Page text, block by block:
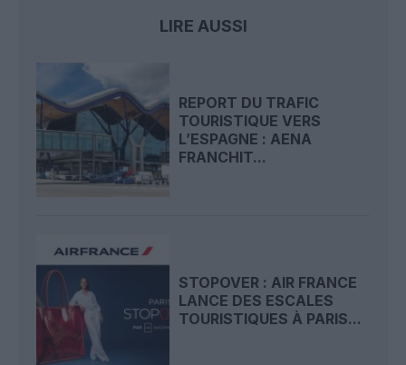
LIRE AUSSI
REPORT DU TRAFIC
TOURISTIQUE VERS
L’ESPAGNE : AENA
FRANCHIT...
STOPOVER : AIR FRANCE
LANCE DES ESCALES
TOURISTIQUES À PARIS...